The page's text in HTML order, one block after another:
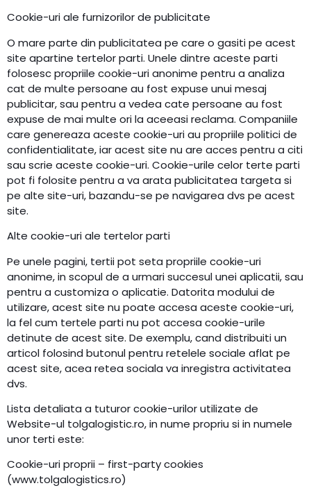
Cookie-uri ale furnizorilor de publicitate
O mare parte din publicitatea pe care o gasiti pe acest
site apartine tertelor parti. Unele dintre aceste parti
folosesc propriile cookie-uri anonime pentru a analiza
cat de multe persoane au fost expuse unui mesaj
publicitar, sau pentru a vedea cate persoane au fost
expuse de mai multe ori la aceeasi reclama. Companiile
care genereaza aceste cookie-uri au propriile politici de
confidentialitate, iar acest site nu are acces pentru a citi
sau scrie aceste cookie-uri. Cookie-urile celor terte parti
pot fi folosite pentru a va arata publicitatea targeta si
pe alte site-uri, bazandu-se pe navigarea dvs pe acest
site.
Alte cookie-uri ale tertelor parti
Pe unele pagini, tertii pot seta propriile cookie-uri
anonime, in scopul de a urmari succesul unei aplicatii, sau
pentru a customiza o aplicatie. Datorita modului de
utilizare, acest site nu poate accesa aceste cookie-uri,
la fel cum tertele parti nu pot accesa cookie-urile
detinute de acest site. De exemplu, cand distribuiti un
articol folosind butonul pentru retelele sociale aflat pe
acest site, acea retea sociala va inregistra activitatea
dvs.
Lista detaliata a tuturor cookie-urilor utilizate de
Website-ul tolgalogistic.ro, in nume propriu si in numele
unor terti este:
Cookie-uri proprii – first-party cookies
(www.tolgalogistics.ro)